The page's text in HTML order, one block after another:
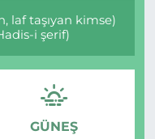
laf taşıyan kimse)
i şerif)
GÜNEŞ